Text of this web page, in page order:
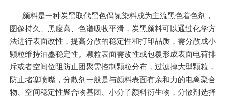
颜料是一种炭黑取代黑色偶氮染料成为主流黑色着色剂，
图像持久、黑度高、色谱吸收平滑，炭黑颜料可以通过化学方
法进行表面改性，提高分散的稳定性和打印品质，需分散成小
颗粒维持油墨稳定性。颗粒表面需改性或包覆形成表面电荷排
斥或者空间位阻防止团聚需控制颗粒分布，过滤掉大型颗粒，
防止堵塞喷嘴，分散剂一般是与颜料表面有亲和力的电离聚合
物、空间稳定性聚合物基团、小分子颜料衍生物，分散剂选择